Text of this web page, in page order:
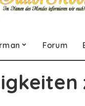
Forum